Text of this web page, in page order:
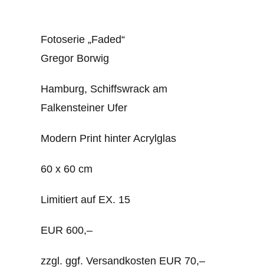
Fotoserie „Faded“
Gregor Borwig
Hamburg, Schiffswrack am
Falkensteiner Ufer
Modern Print hinter Acrylglas
60 x 60 cm
Limitiert auf EX. 15
EUR 600,–
zzgl. ggf. Versandkosten EUR 70,–